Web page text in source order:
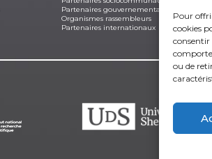
Pour
cookies
consentir
ou de
Partenaires gouvernementaux
Organismes rassembleurs
Partenaires internationaux